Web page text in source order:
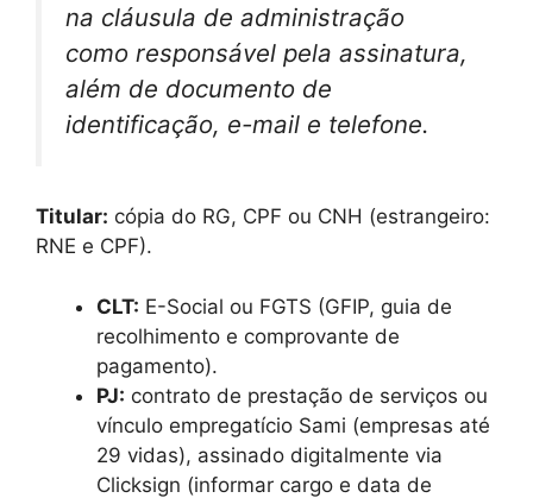
na cláusula de administração
como responsável pela assinatura,
além de documento de
identificação, e-mail e telefone.
Titular: cópia do RG, CPF ou CNH (estrangeiro:
RNE e CPF).
CLT: E-Social ou FGTS (GFIP, guia de
recolhimento e comprovante de
pagamento).
PJ: contrato de prestação de serviços ou
vínculo empregatício Sami (empresas até
29 vidas), assinado digitalmente via
Clicksign (informar cargo e data de